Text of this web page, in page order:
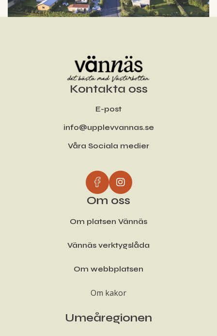
Kontakta oss
E-post
info@upplevvannas.se
Våra Sociala medier
Om oss
Om platsen Vännäs
Vännäs verktygslåda
Om webbplatsen
Om kakor
Umeåregionen